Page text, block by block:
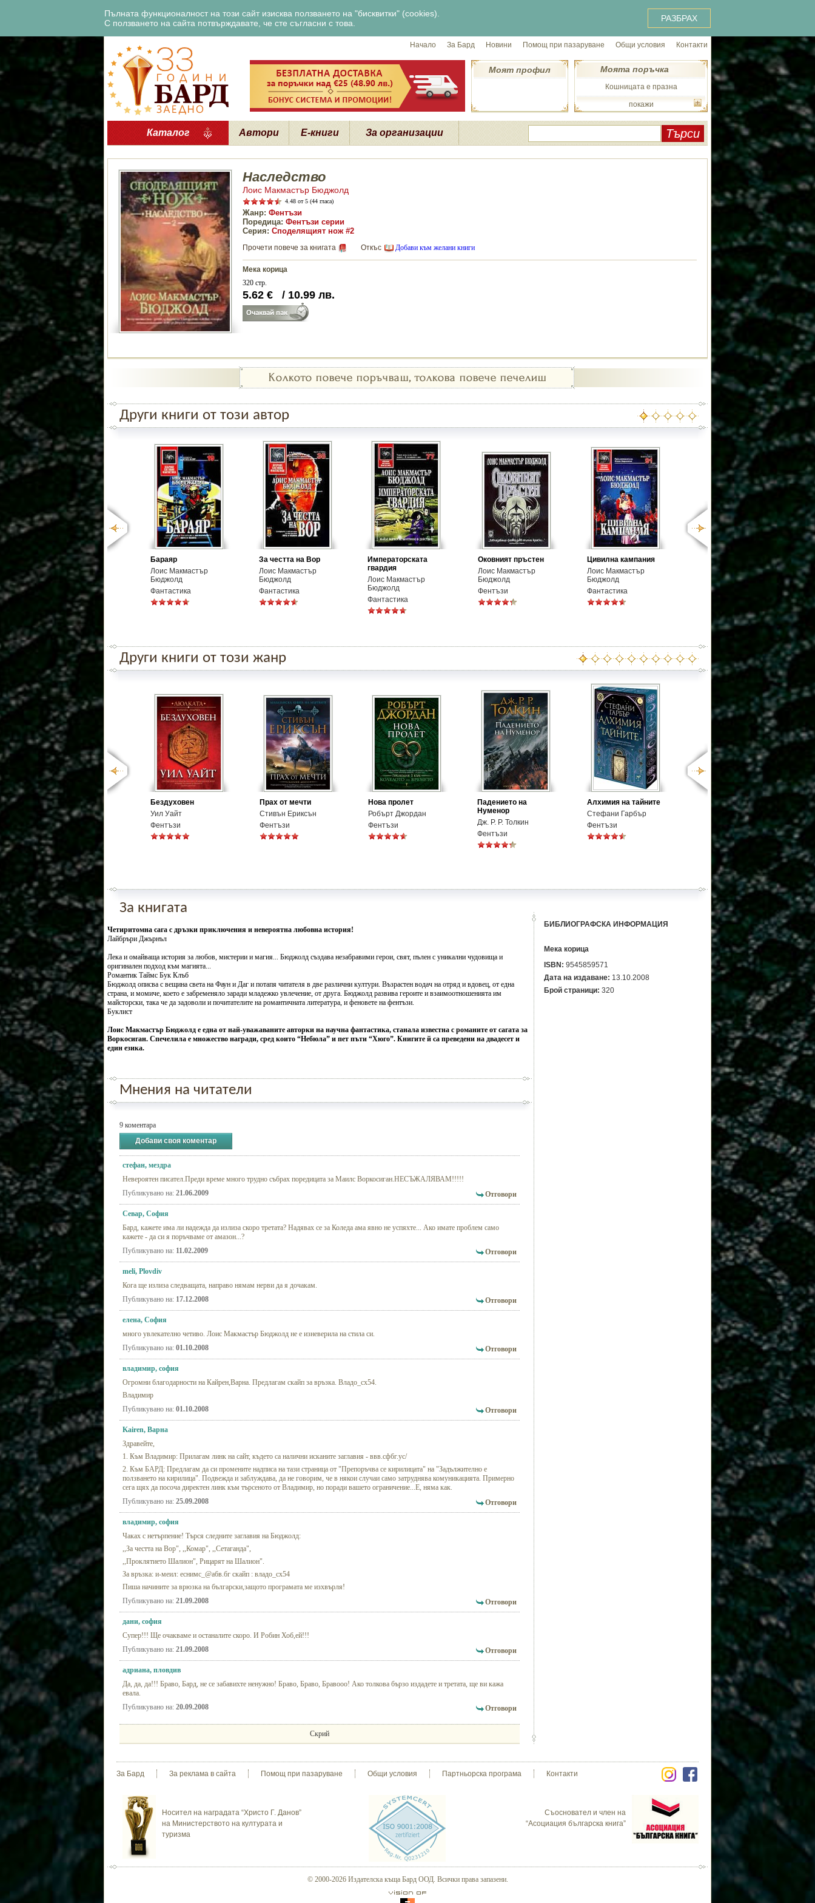
Пълната функционалност на този сайт изисква ползването на "бисквитки" (cookies).
С ползването на сайта потвърждавате, че сте съгласни с това.
РАЗБРАХ
Начало За Бард Новини Помощ при пазаруване Общи условия Контакти
Моят профил
Кошницата е празна
Моята поръчка
покажи
Каталог Автори Е-книги За организации
Наследство
Лоис Макмастър Бюджолд
4.48 от 5 (44 гласа)
Жанр: Фентъзи
Поредица: Фентъзи серии
Серия: Споделящият нож #2
Прочети повече за книгата Откъс Добави към желани книги
Мека корица
320 стр.
5.62 € / 10.99 лв.
Други книги от този автор
Бараяр
Лоис Макмастър
Бюджолд
Фантастика
За честта на Вор
Лоис Макмастър
Бюджолд
Фантастика
Императорската
гвардия
Лоис Макмастър
Бюджолд
Фантастика
Оковният пръстен
Лоис Макмастър
Бюджолд
Фентъзи
Цивилна кампания
Лоис Макмастър
Бюджолд
Фантастика
Други книги от този жанр
Бездуховен
Уил Уайт
Фентъзи
Прах от мечти
Стивън Ериксън
Фентъзи
Нова пролет
Робърт Джордан
Фентъзи
Падението на
Нуменор
Дж. Р. Р. Толкин
Фентъзи
Алхимия на тайните
Стефани Гарбър
Фентъзи
За книгата
Четиритомна сага с дръзки приключения и невероятна любовна история!
Лайбръри Джърнъл
Лека и омайваща история за любов, мистерии и магия... Бюджолд създава незабравими герои, свят, пълен с уникални чудовища и
оригинален подход към магията...
Романтик Таймс Бук Клъб
Бюджолд описва с вещина света на Фаун и Даг и потапя читателя в две различни култури. Възрастен водач на отряд и вдовец, от една
страна, и момиче, което е забременяло заради младежко увлечение, от друга. Бюджолд развива героите и взаимоотношенията им
майсторски, така че да задоволи и почитателите на романтичната литература, и феновете на фентъзи.
Буклист
Лоис Макмастър Бюджолд е една от най-уважаваните авторки на научна фантастика, станала известна с романите от сагата за
Воркосиган. Спечелила е множество награди, сред които “Небюла” и пет пъти “Хюго”. Книгите й са преведени на двадесет и
един езика.
Мнения на читатели
9 коментара
Добави своя коментар
стефан, мездра
Невероятен писател.Преди време много трудно събрах поредицата за Маилс Воркосиган.НЕСЪЖАЛЯВАМ!!!!!
Публикувано на: 21.06.2009 Отговори
Севар, София
Бард, кажете има ли надежда да излиза скоро третата? Надявах се за Коледа ама явно не успяхте... Ако имате проблем само
кажете - да си я поръчваме от амазон...?
Публикувано на: 11.02.2009 Отговори
meli, Plovdiv
Кога ще излиза следващата, направо нямам нерви да я дочакам.
Публикувано на: 17.12.2008 Отговори
елена, София
много увлекателно четиво. Лоис Макмастър Бюджолд не е изневерила на стила си.
Публикувано на: 01.10.2008 Отговори
владимир, софия
Огромни благодарности на Кайрен,Варна. Предлагам скайп за връзка. Владо_сх54.
Владимир
Публикувано на: 01.10.2008 Отговори
Kairen, Варна
Здравейте,
1. Към Владимир: Прилагам линк на сайт, където са налични исканите заглавия - ввв.сфбг.ус/
2. Към БАРД: Предлагам да си промените надписа на тази страница от "Препоръчва се кирилицата" на "Задължително е
ползването на кирилица". Подвежда и заблуждава, да не говорим, че в някои случаи само затруднява комуникацията. Примерно
сега щях да посоча директен линк към търсеното от Владимир, но поради вашето ограничение...Е, няма как.
Публикувано на: 25.09.2008 Отговори
владимир, софия
Чаках с нетърпение! Търся следните заглавия на Бюджолд:
,,За честта на Вор", ,,Комар", ,,Сетаганда",
,,Проклятието Шалион", Рицарят на Шалион".
За връзка: и-меил: еснимс_@абв.бг скайп : владо_сх54
Пиша начините за врюзка на български,защото програмата ме изхвърля!
Публикувано на: 21.09.2008 Отговори
дани, софия
Супер!!! Ще очакваме и останалите скоро. И Робин Хоб,ей!!!
Публикувано на: 21.09.2008 Отговори
адриана, пловдив
Да, да, да!!! Браво, Бард, не се забавихте ненужно! Браво, Браво, Бравооо! Ако толкова бързо издадете и третата, ще ви кажа
евала.
Публикувано на: 20.09.2008 Отговори
Скрий
БИБЛИОГРАФСКА ИНФОРМАЦИЯ
Мека корица
ISBN: 9545859571
Дата на издаване: 13.10.2008
Брой страници: 320
За Бард За реклама в сайта Помощ при пазаруване Общи условия Партньорска програма Контакти
Носител на наградата “Христо Г. Данов”
на Министерството на културата и
туризма
Съосновател и член на
“Асоциация българска книга”
© 2000-2026 Издателска къща Бард ООД. Всички права запазени.